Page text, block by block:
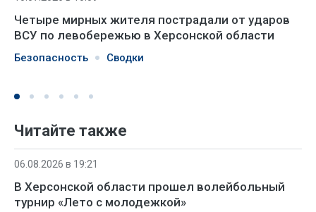
Четыре мирных жителя пострадали от ударов
ВСУ по левобережью в Херсонской области
Безопасность Сводки
Читайте также
06.08.2026 в 19:21
В Херсонской области прошел волейбольный
турнир «Лето с молодежкой»